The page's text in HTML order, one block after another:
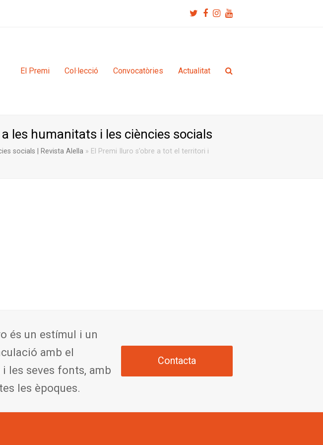
Twitter
Facebook
Instagram
Youtube
El Premi Col·lecció Convocatòries Actualitat
les humanitats i les ciències socials
socials | Revista Alella » El Premi Iluro s’obre a tot el territori i
és un estímul i un
amb el
les seves fonts, amb
les èpoques.
Contacta